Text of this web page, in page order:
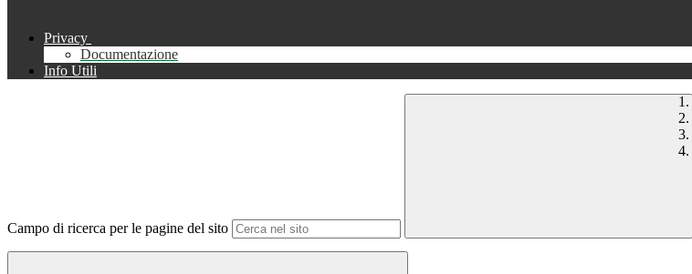
Privacy
Documentazione
Info Utili
Campo di ricerca per le pagine del sito